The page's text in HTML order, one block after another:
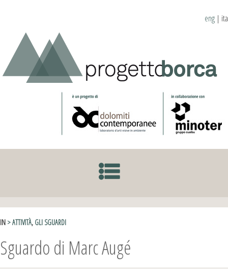
eng | ita
IN > ATTIVITÀ, GLI SGUARDI
Sguardo di Marc Augé